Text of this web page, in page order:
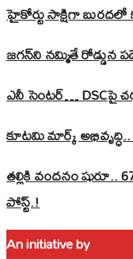
హైకోర్టు సాక్షిగా బురదలో
జగన్‌ని నమ్మితే రోడ్డున
ఎనీ సెంటర్‌… DSCపై
కూటమి మార్క్
తల్లికి వందనం షురూ..
పోస్ట్‌.!
An initiative by